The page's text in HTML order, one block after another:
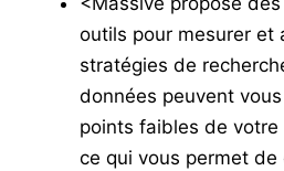
outils pour mesurer et
stratégies de
données peuvent
points faibles de
ce qui vous permet de